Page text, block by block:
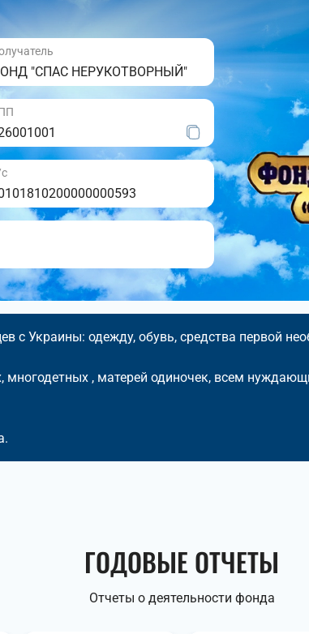
"СПАС НЕРУКОТВОРНЫЙ"
с Украины: одежду, обувь, средства первой
, матерей одиночек, всем
ГОДОВЫЕ ОТЧЕТЫ
Отчеты о деятельности фонда